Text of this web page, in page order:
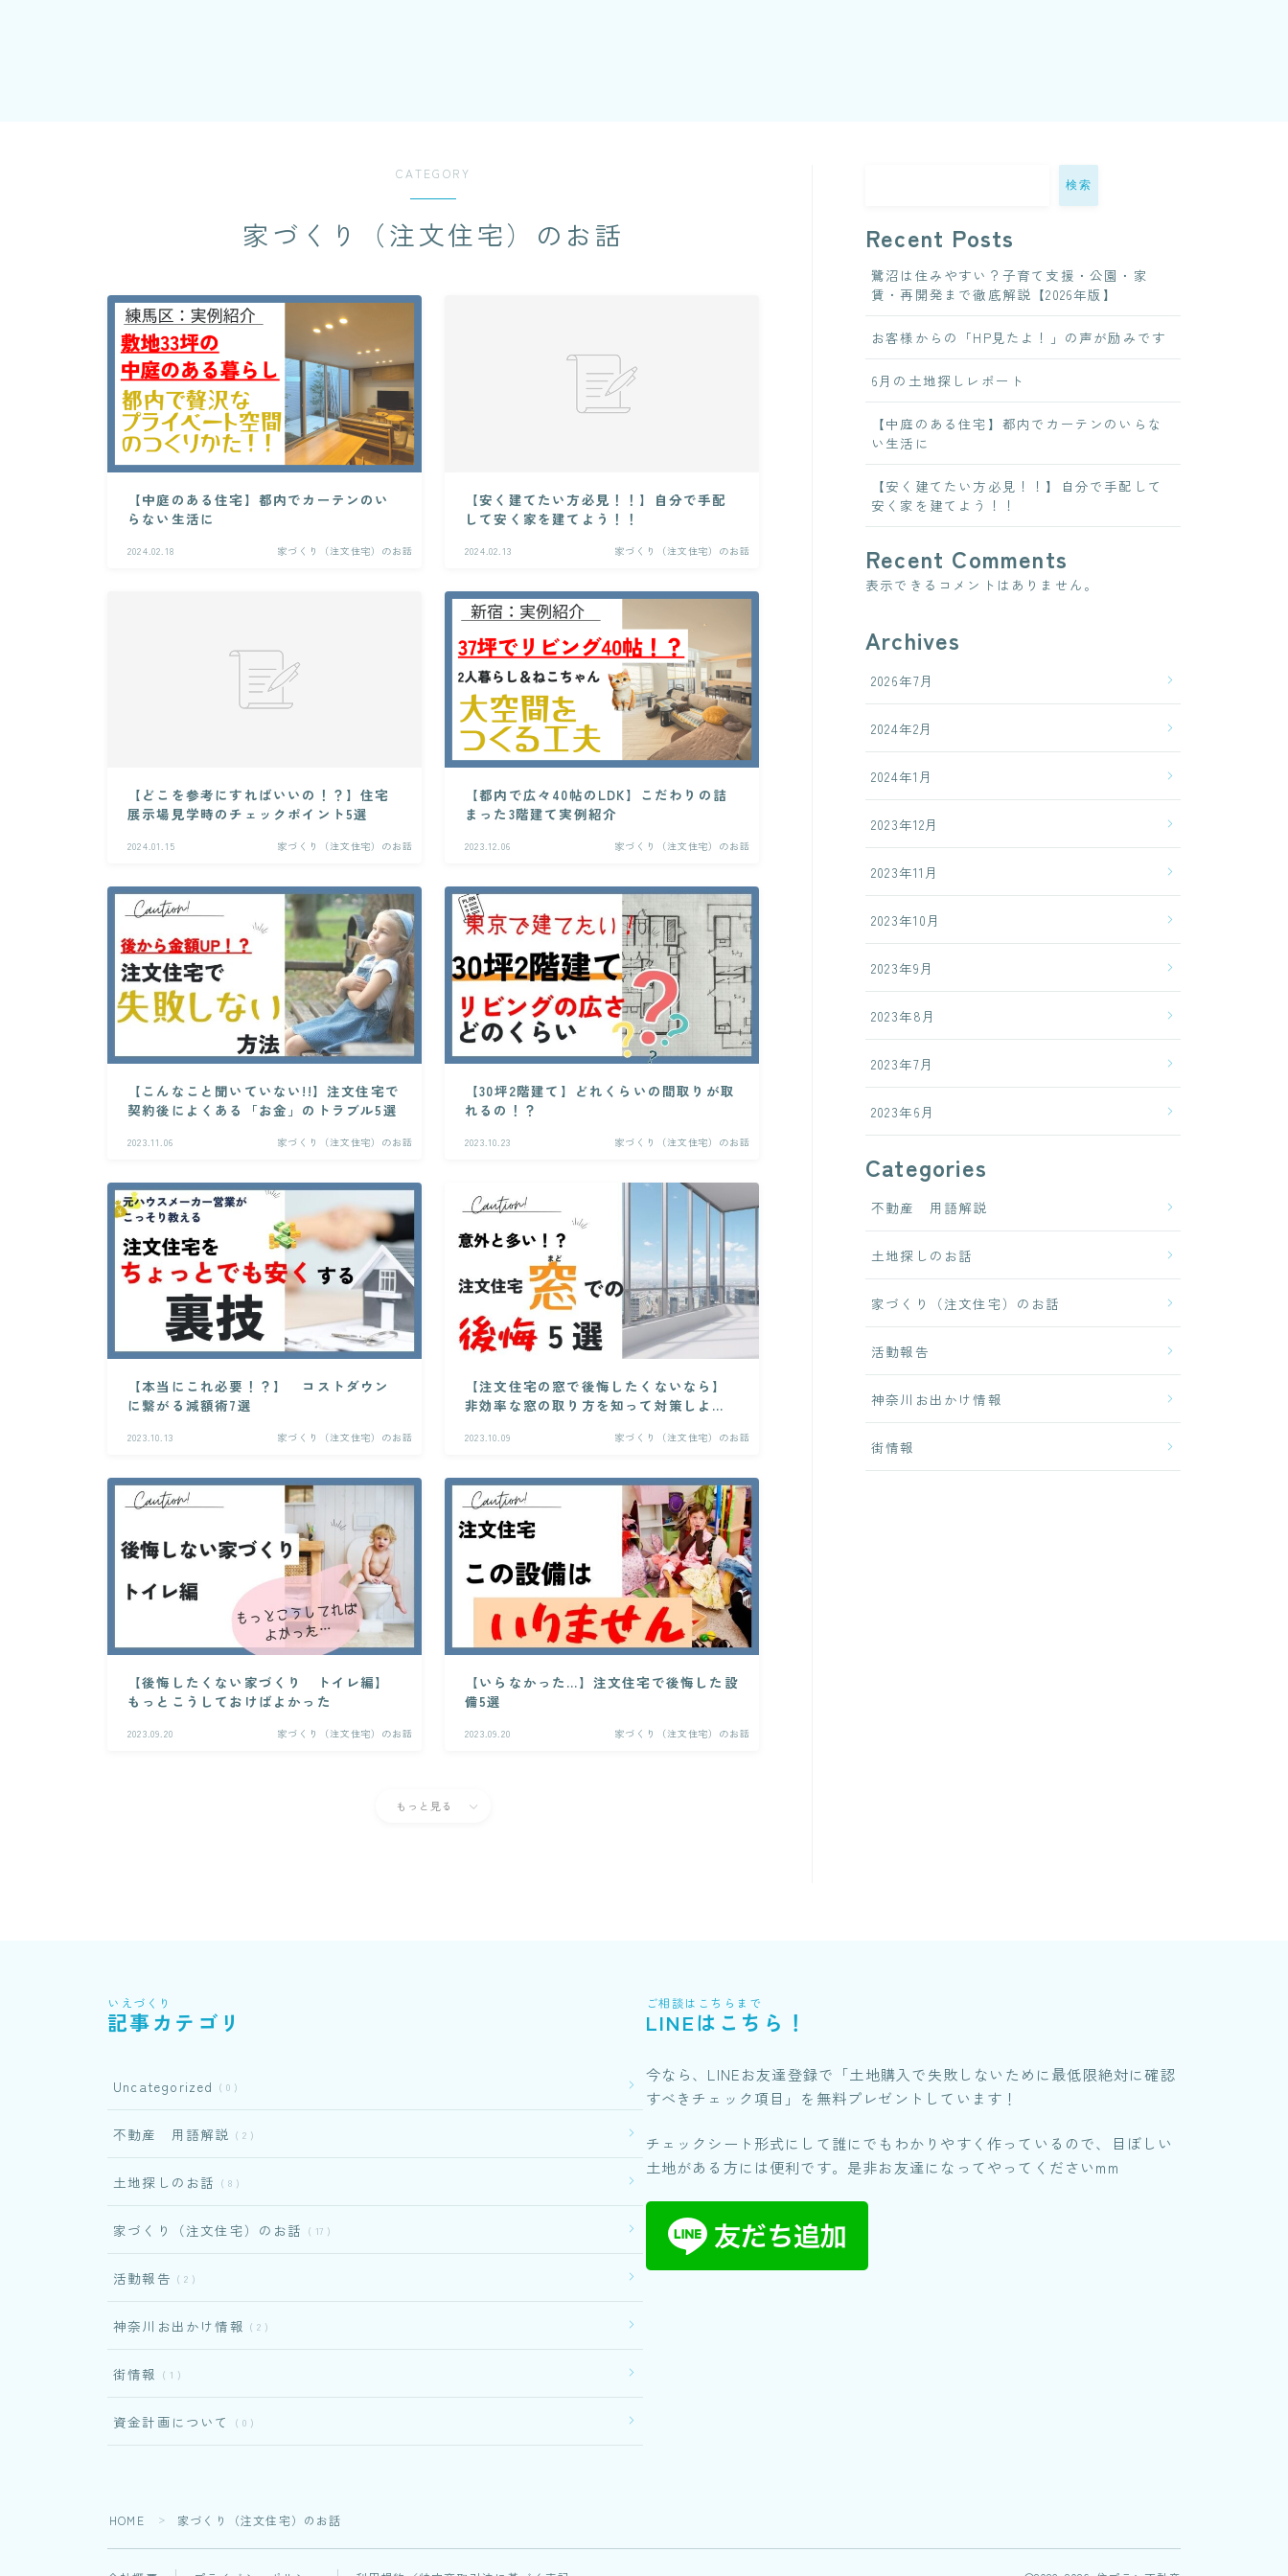
CATEGORY
家づくり（注文住宅）のお話
【中庭のある住宅】都内でカーテンのい
らない生活に
2024.02.18 家づくり（注文住宅）のお話
【安く建てたい方必見！！】自分で手配
して安く家を建てよう！！
2024.02.13 家づくり（注文住宅）のお話
【どこを参考にすればいいの！？】住宅
展示場見学時のチェックポイント5選
2024.01.15 家づくり（注文住宅）のお話
【都内で広々40帖のLDK】こだわりの詰
まった3階建て実例紹介
2023.12.06 家づくり（注文住宅）のお話
【こんなこと聞いていない!!】注文住宅で
契約後によくある「お金」のトラブル5選
2023.11.06 家づくり（注文住宅）のお話
【30坪2階建て】どれくらいの間取りが取
れるの！？
2023.10.23 家づくり（注文住宅）のお話
【本当にこれ必要！？】 コストダウン
に繋がる減額術7選
2023.10.13 家づくり（注文住宅）のお話
【注文住宅の窓で後悔したくないなら】
非効率な窓の取り方を知って対策しよ
2023.10.09 家づくり（注文住宅）のお話
【後悔したくない家づくり トイレ編】
もっとこうしておけばよかった
2023.09.20 家づくり（注文住宅）のお話
【いらなかった…】注文住宅で後悔した設
備5選
2023.09.20 家づくり（注文住宅）のお話
もっと見る
検索
Recent Posts
鷺沼は住みやすい？子育て支援・公園・家
賃・再開発まで徹底解説【2026年版】
お客様からの「HP見たよ！」の声が励みです
6月の土地探しレポート
【中庭のある住宅】都内でカーテンのいらな
い生活に
【安く建てたい方必見！！】自分で手配して
安く家を建てよう！！
Recent Comments
表示できるコメントはありません。
Archives
2026年7月
2024年2月
2024年1月
2023年12月
2023年11月
2023年10月
2023年9月
2023年8月
2023年7月
2023年6月
Categories
不動産 用語解説
土地探しのお話
家づくり（注文住宅）のお話
活動報告
神奈川お出かけ情報
街情報
いえづくり
記事カテゴリ
Uncategorized 0
不動産 用語解説 2
土地探しのお話 8
家づくり（注文住宅）のお話 17
活動報告 2
神奈川お出かけ情報 2
街情報 1
資金計画について 0
ご相談はこちらまで
LINEはこちら！
今なら、LINEお友達登録で「土地購入で失敗しないために最低限絶対に確認
すべきチェック項目」を無料プレゼントしています！
チェックシート形式にして誰にでもわかりやすく作っているので、目ぼしい
土地がある方には便利です。是非お友達になってやってくださいmm
HOME ＞ 家づくり（注文住宅）のお話